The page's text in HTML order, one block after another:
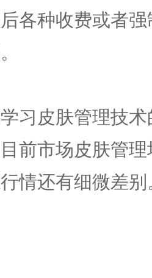
各种收费或者
习皮肤管理技
前市场皮肤管
情还有细微差别